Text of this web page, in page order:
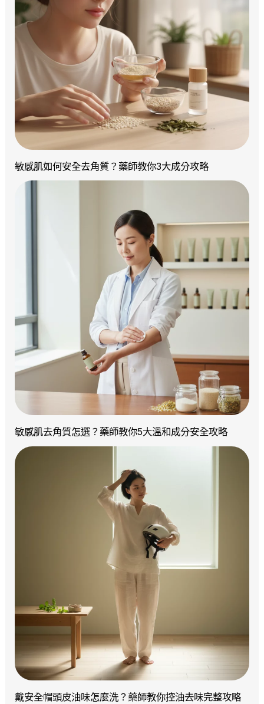
敏感肌如何安全去角質？藥師教你3大成分攻略
敏感肌去角質怎選？藥師教你5大溫和成分安全攻略
戴安全帽頭皮油味怎麼洗？藥師教你控油去味完整攻略